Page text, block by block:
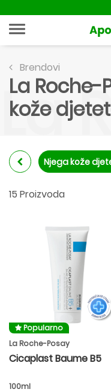
Brendovi
La Roche-
kože
La
Njega kože
15 Proizvoda
Popularno
La Roche-Posay
Cicaplast Baume B5
100ml